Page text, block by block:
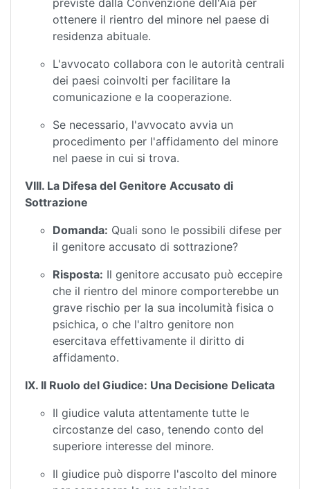
previste dalla Convenzione dell'Aia per
ottenere il rientro del minore nel paese di
residenza abituale.
L'avvocato collabora con le autorità centrali
dei paesi coinvolti per facilitare la
comunicazione e la cooperazione.
Se necessario, l'avvocato avvia un
procedimento per l'affidamento del minore
nel paese in cui si trova.
VIII. La Difesa del Genitore Accusato di
Sottrazione
Domanda: Quali sono le possibili difese per
il genitore accusato di sottrazione?
Risposta: Il genitore accusato può eccepire
che il rientro del minore comporterebbe un
grave rischio per la sua incolumità fisica o
psichica, o che l'altro genitore non
esercitava effettivamente il diritto di
affidamento.
IX. Il Ruolo del Giudice: Una Decisione Delicata
Il giudice valuta attentamente tutte le
circostanze del caso, tenendo conto del
superiore interesse del minore.
Il giudice può disporre l'ascolto del minore